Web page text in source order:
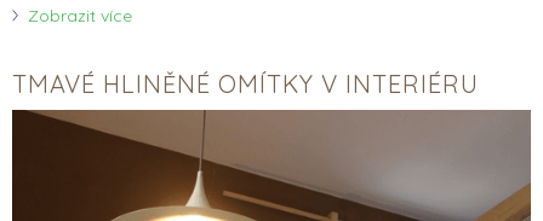
Zobrazit více
TMAVÉ HLINĚNÉ OMÍTKY V INTERIÉRU